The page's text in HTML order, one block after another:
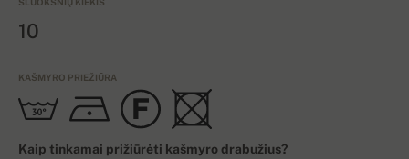
10
KAŠMYRO PRIEŽIŪRA
Kaip tinkamai prižiūrėti kašmyro drabužius?